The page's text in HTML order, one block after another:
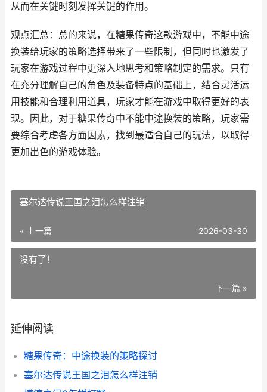
从而在关键时刻发挥关键的作用。
观点汇总：总的来说，在糖果传奇这款游戏中，不能中途
换装给玩家的策略选择带来了一些限制，但同时也激发了
玩家在游戏过程中更深入地思考和策略制定的需求。只有
在充分理解自己的角色及装备特点的基础上，结合灵活运
用技能和合理利用道具，玩家才能在游戏中取得更好的表
现。因此，对于糖果传奇中不能中途换装的策略，玩家需
要综合考虑各方面因素，找到最适合自己的玩法，以取得
更加出色的游戏体验。
塞尔达传说王国之泪怎么样注销
« 上一篇 2026-03-30
没有了！
下一篇 »
延伸阅读
糖果传奇：中途换装的策略探讨
塞尔达传说王国之泪怎么样注销